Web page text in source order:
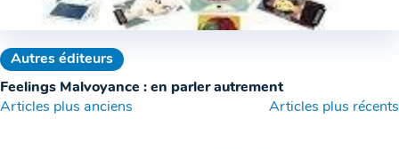
Autres éditeurs
Feelings Malvoyance : en parler autrement
Navigation
Articles plus anciens Articles plus récents